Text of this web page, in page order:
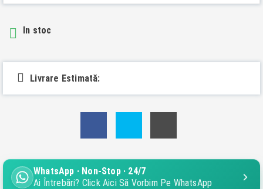
 In stoc
Livrare Estimată:
WhatsApp · Non-Stop · 24/7
Ai Întrebări? Click Aici Să Vorbim Pe WhatsApp